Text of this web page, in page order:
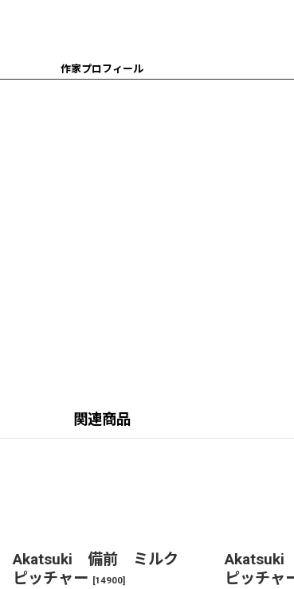
作家プロフィール
関連商品
Akatsuki 備前 ミルク
ピッチャー [14900]
ピッチャ